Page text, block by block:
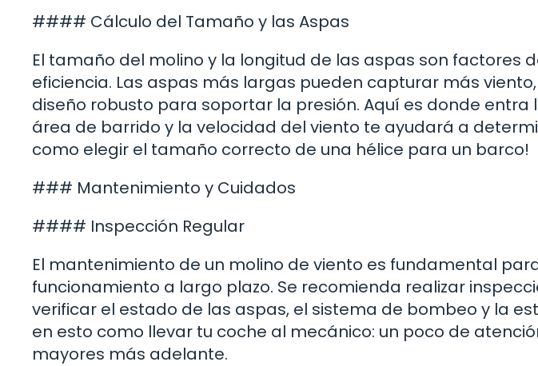
#### Cálculo del Tamaño y las Aspas
El tamaño del molino y la longitud de las aspas son factores
eficiencia. Las aspas más largas pueden capturar más
diseño robusto para soportar la presión. Aquí es donde
área de barrido y la velocidad del viento te ayudará a
como elegir el tamaño correcto de una hélice para un barco!
### Mantenimiento y Cuidados
#### Inspección Regular
El mantenimiento de un molino de viento es fundamental
funcionamiento a largo plazo. Se recomienda realizar
verificar el estado de las aspas, el sistema de bombeo y la
en esto como llevar tu coche al mecánico: un poco de
mayores más adelante.